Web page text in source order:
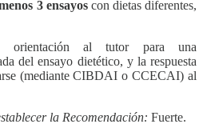
3 ensayoscon dietas diferentes,
orientación al tutor para una
del ensayo dietético, y la respuesta
(mediante CIBDAI o CCECAI) al
la Recomendación: Fuerte.